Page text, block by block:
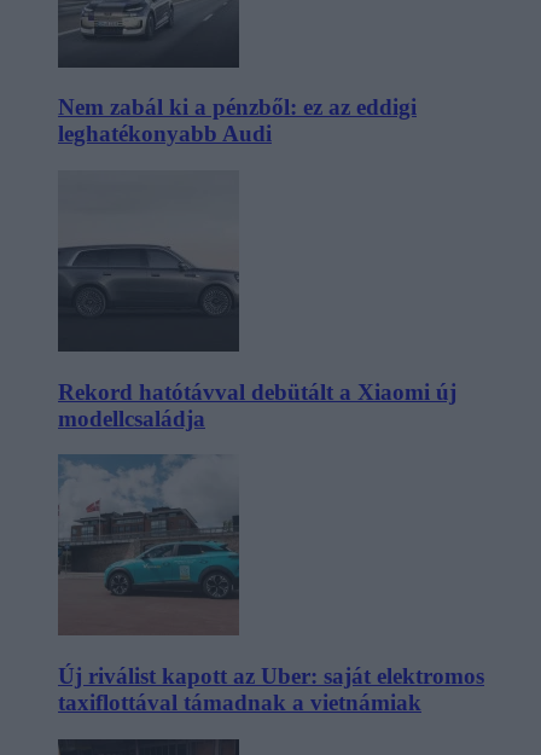
Nem zabál ki a pénzből: ez az eddigi
leghatékonyabb Audi
Rekord hatótávval debütált a Xiaomi új
modellcsaládja
Új riválist kapott az Uber: saját elektromos
taxiflottával támadnak a vietnámiak